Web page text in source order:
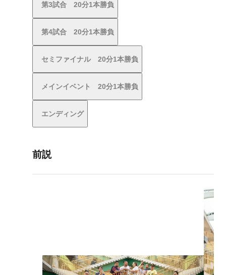
第3試合 20分1本勝負
第4試合 20分1本勝負
セミファイナル 20分1本勝負
メインイベント 20分1本勝負
エンディング
前説